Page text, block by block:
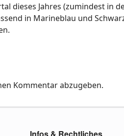
dieses Jahres (zumindest in
in Marineblau und
Kommentar abzugeben.